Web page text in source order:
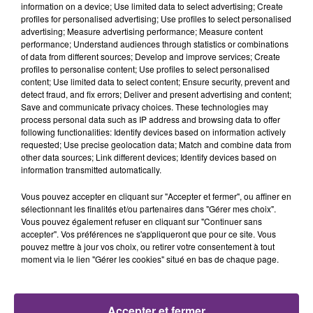
FIL D'ACTU
7 août 2026
LA CENTRALE NUCLÉAIRE DE CHOOZ
TOUJOURS À L'ARRÊT
Cela fait déjà une semaine que la centrale
nucléaire ardennaise est à l'arrêt. Une situation
justifiée par la sécheresse intense qui est toujours
présente.
information on a device; Use limited data to select advertising; Create
profiles for personalised advertising; Use profiles to select personalised
advertising; Measure advertising performance; Measure content
performance; Understand audiences through statistics or combinations
of data from different sources; Develop and improve services; Create
profiles to personalise content; Use profiles to select personalised
content; Use limited data to select content; Ensure security, prevent and
detect fraud, and fix errors; Deliver and present advertising and content;
Save and communicate privacy choices. These technologies may
process personal data such as IP address and browsing data to offer
following functionalities: Identify devices based on information actively
requested; Use precise geolocation data; Match and combine data from
other data sources; Link different devices; Identify devices based on
information transmitted automatically.
Vous pouvez accepter en cliquant sur "Accepter et fermer", ou affiner en
sélectionnant les finalités et/ou partenaires dans "Gérer mes choix".
Vous pouvez également refuser en cliquant sur "Continuer sans
accepter". Vos préférences ne s'appliqueront que pour ce site. Vous
pouvez mettre à jour vos choix, ou retirer votre consentement à tout
moment via le lien "Gérer les cookies" situé en bas de chaque page.